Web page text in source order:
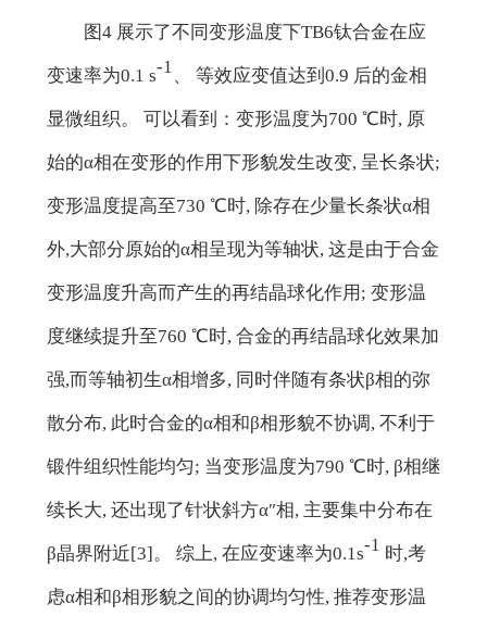
图4 展示了不同变形温度下TB6钛合金在应
变速率为0.1 s-1、 等效应变值达到0.9 后的金相
显微组织。 可以看到：变形温度为700 ℃时, 原
始的α相在变形的作用下形貌发生改变, 呈长条状;
变形温度提高至730 ℃时, 除存在少量长条状α相
外,大部分原始的α相呈现为等轴状, 这是由于合金
变形温度升高而产生的再结晶球化作用; 变形温
度继续提升至760 ℃时, 合金的再结晶球化效果加
强,而等轴初生α相增多, 同时伴随有条状β相的弥
散分布, 此时合金的α相和β相形貌不协调, 不利于
锻件组织性能均匀; 当变形温度为790 ℃时, β相继
续长大, 还出现了针状斜方α″相, 主要集中分布在
β晶界附近[3]。 综上, 在应变速率为0.1s-1 时,考
虑α相和β相形貌之间的协调均匀性, 推荐变形温